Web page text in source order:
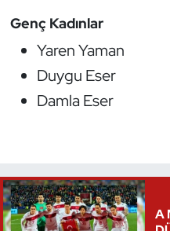
Genç Kadınlar
Yaren Yaman
Duygu Eser
Damla Eser
A
Ragbi
Satranç
Su Topu
Tekvando
Tenis